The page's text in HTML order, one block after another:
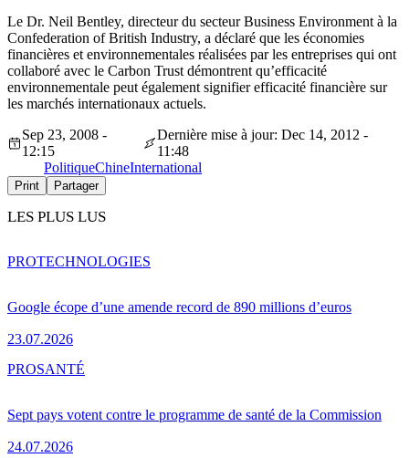
Le Dr. Neil Bentley, directeur du secteur Business Environment à la
Confederation of British Industry, a déclaré que les économies
financières et environnementales réalisées par les entreprises qui ont
collaboré avec le Carbon Trust démontrent qu’efficacité
environnementale peut également signifier efficacité financière sur
les marchés internationaux actuels.
Sep 23, 2008 -
12:15
Dernière mise à jour: Dec 14, 2012 -
11:48
PolitiqueChineInternational
Print Partager
LES PLUS LUS
Google écope d’une amende record de 890 millions d’euros
23.07.2026
PROTECHNOLOGIES
Sept pays votent contre le programme de santé de la Commission
24.07.2026
PROSANTÉ